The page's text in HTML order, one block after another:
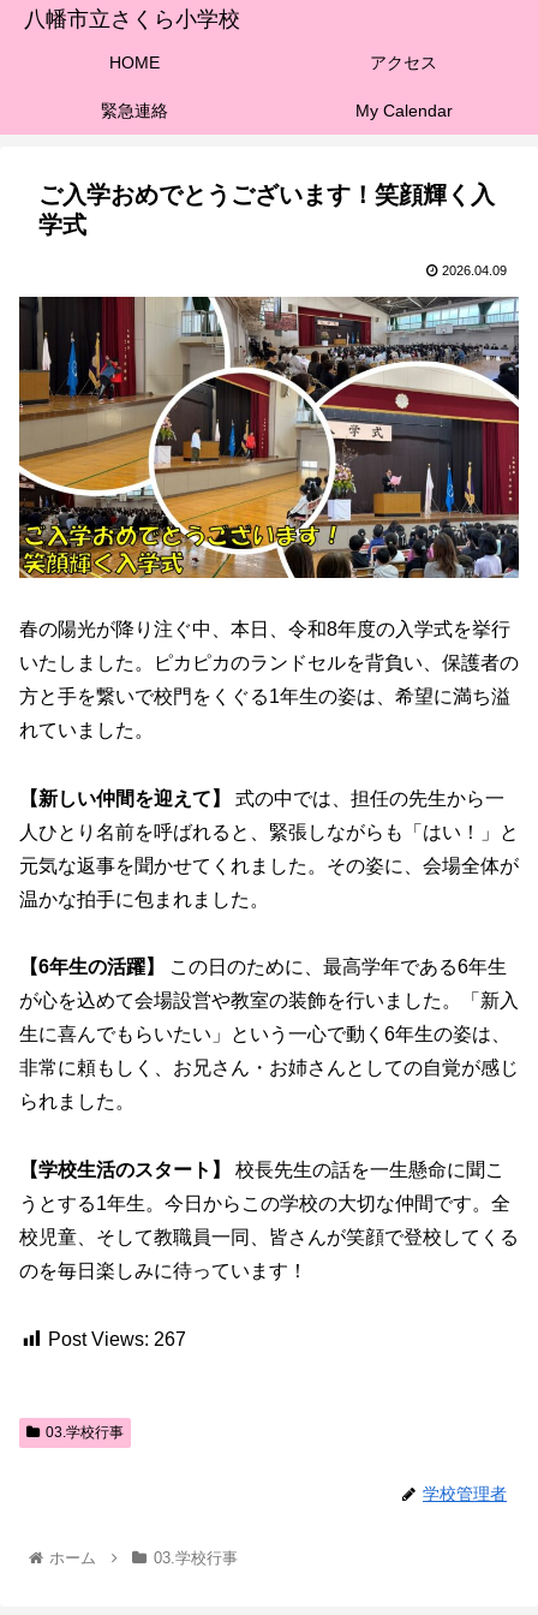
八幡市立さくら小学校
HOME アクセス
緊急連絡 My Calendar
ご入学おめでとうございます！笑顔輝く入
学式
2026.04.09
春の陽光が降り注ぐ中、本日、令和8年度の入学式を挙行
いたしました。ピカピカのランドセルを背負い、保護者の
方と手を繋いで校門をくぐる1年生の姿は、希望に満ち溢
れていました。
【新しい仲間を迎えて】
式の中では、担任の先生から一
人ひとり名前を呼ばれると、緊張しながらも「はい！」と
元気な返事を聞かせてくれました。その姿に、会場全体が
温かな拍手に包まれました。
【6年生の活躍】
この日のために、最高学年である6年生
が心を込めて会場設営や教室の装飾を行いました。「新入
生に喜んでもらいたい」という一心で動く6年生の姿は、
非常に頼もしく、お兄さん・お姉さんとしての自覚が感じ
られました。
【学校生活のスタート】
校長先生の話を一生懸命に聞こ
うとする1年生。今日からこの学校の大切な仲間です。全
校児童、そして教職員一同、皆さんが笑顔で登校してくる
のを毎日楽しみに待っています！
Post Views: 267
03.学校行事
学校管理者
ホーム 03.学校行事